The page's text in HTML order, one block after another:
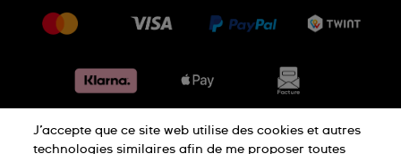
Retours
Conditions de vente
Jobs
Déclaration de confidentialité
J’accepte que ce site web utilise des cookies et autres
technologies similaires afin de me proposer toutes